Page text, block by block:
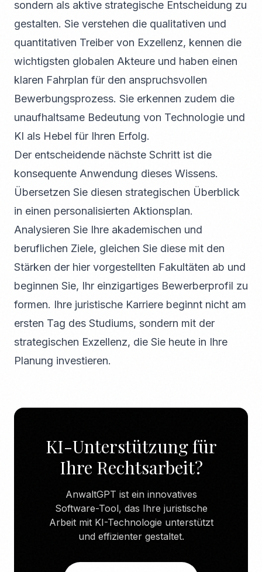
sondern als aktive strategische Entscheidung zu
gestalten. Sie verstehen die qualitativen und
quantitativen Treiber von Exzellenz, kennen die
wichtigsten globalen Akteure und haben einen
klaren Fahrplan für den anspruchsvollen
Bewerbungsprozess. Sie erkennen zudem die
unaufhaltsame Bedeutung von Technologie und
KI als Hebel für Ihren Erfolg.
Der entscheidende nächste Schritt ist die
konsequente Anwendung dieses Wissens.
Übersetzen Sie diesen strategischen Überblick
in einen personalisierten Aktionsplan.
Analysieren Sie Ihre akademischen und
beruflichen Ziele, gleichen Sie diese mit den
Stärken der hier vorgestellten Fakultäten ab und
beginnen Sie, Ihr einzigartiges Bewerberprofil zu
formen. Ihre juristische Karriere beginnt nicht am
ersten Tag des Studiums, sondern mit der
strategischen Exzellenz, die Sie heute in Ihre
Planung investieren.
KI-Unterstützung für
Ihre Rechtsarbeit?
AnwaltGPT ist ein innovatives
Software-Tool, das Ihre juristische
Arbeit mit KI-Technologie unterstützt
und effizienter gestaltet.